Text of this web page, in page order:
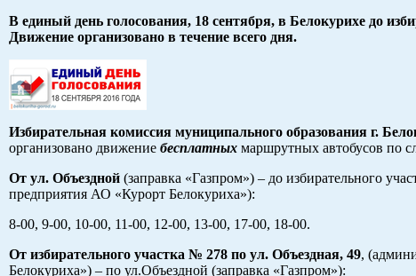
В единый день голосования, 18 сентября, в Белокурихе до
Движение организовано в течение всего дня.
Избирательная комиссия муниципального образования г.
организовано движение бесплатных маршрутных автобусов по
От ул. Объездной (заправка «Газпром») – до избирательного
предприятия АО «Курорт Белокуриха»):
8-00, 9-00, 10-00, 11-00, 12-00, 13-00, 17-00, 18-00.
От избирательного участка № 278 по ул. Объездная, 49,
Белокуриха») – по ул.Объездной (заправка «Газпром»):